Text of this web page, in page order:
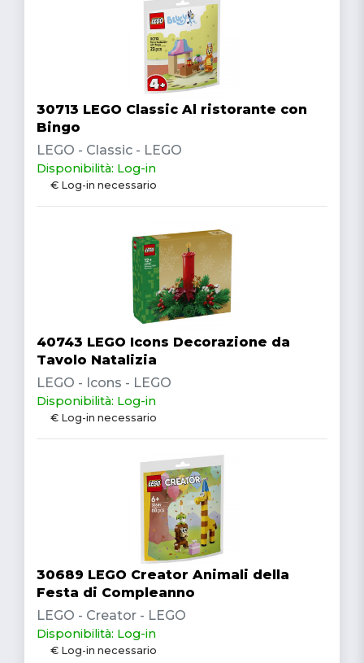
30713 LEGO Classic Al ristorante con
Bingo
LEGO - Classic - LEGO
Disponibilità: Log-in
€ Log-in necessario
40743 LEGO Icons Decorazione da
Tavolo Natalizia
LEGO - Icons - LEGO
Disponibilità: Log-in
€ Log-in necessario
30689 LEGO Creator Animali della
Festa di Compleanno
LEGO - Creator - LEGO
Disponibilità: Log-in
€ Log-in necessario